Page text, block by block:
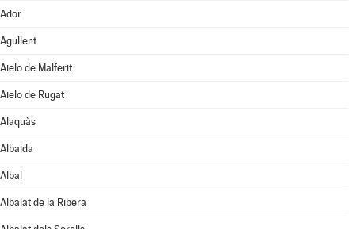
Ador
Agullent
Aielo de Malferit
Aielo de Rugat
Alaquàs
Albaida
Albal
Albalat de la Ribera